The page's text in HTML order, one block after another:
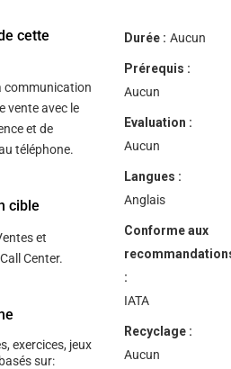
cette
communication
vente avec le
et de
téléphone.
cible
et
Center.
exercices, jeux
sur:
Durée : Aucun
Prérequis :
Aucun
Evaluation :
Aucun
Langues :
Anglais
Conforme aux
:
IATA
Recyclage :
Aucun